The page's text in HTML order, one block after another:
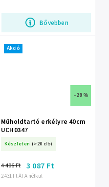
Bővebben
Akció
–29 %
Műholdtartó erkélyre 40cm
UCH0347
Készleten (>20 db)
2 431 Ft ÁFA nélkül
4 406 Ft 3 087 Ft